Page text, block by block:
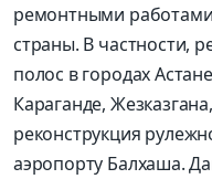
ремонтными
страны. В частности,
полос в городах
Караганде,
реконструкция
аэропорту Балхаша.